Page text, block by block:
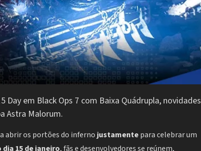
Day em Black Ops 7 com Baixa Quádrupla, novidades
Astra Malorum.
abrir os portões do inferno justamentepara celebrar um
dia 15 de janeiro, fãs e desenvolvedores se reúnem,